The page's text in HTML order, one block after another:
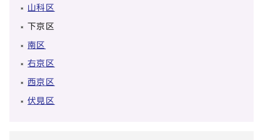
山科区
下京区
南区
右京区
西京区
伏見区